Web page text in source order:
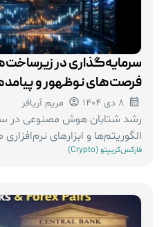
سرمایه‌گذاری در
فرصت‌های نوظهور و
8 دی 1404 مریم آریافر
رشد شتابان هوش مصنوعی در
الگوریتم‌ها و ابزارهای
فارکسکریپتو (Crypto)